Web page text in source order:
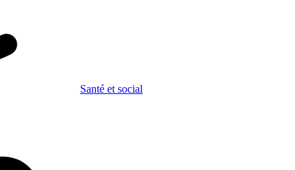
Santé et social